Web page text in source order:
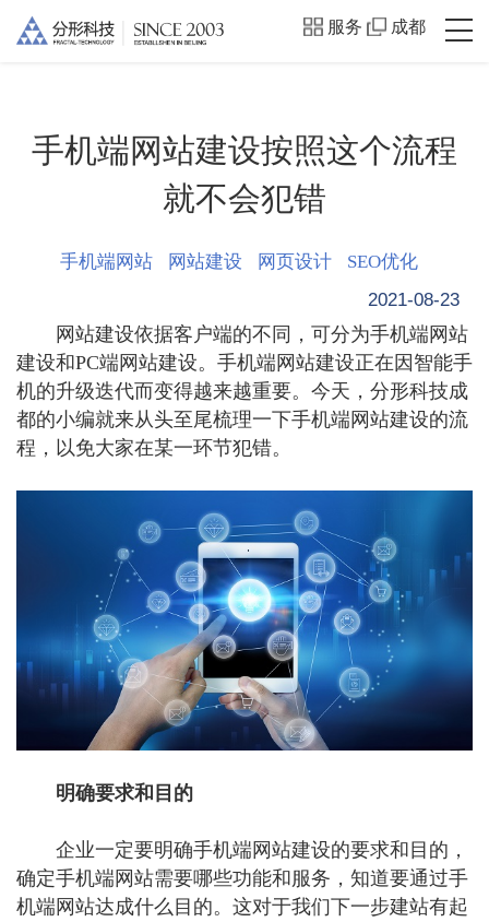
服务 成都
手机端网站建设按照这个流程
就不会犯错
手机端网站 网站建设 网页设计
SEO优化
2021-08-23
网站建设依据客户端的不同，可分为手机端网站
建设和PC端网站建设。手机端网站建设正在因智能手
机的升级迭代而变得越来越重要。今天，分形科技成
都的小编就来从头至尾梳理一下手机端网站建设的流
程，以免大家在某一环节犯错。
明确要求和目的
企业一定要明确手机端网站建设的要求和目的，
确定手机端网站需要哪些功能和服务，知道要通过手
机端网站达成什么目的。这对于我们下一步建站有起